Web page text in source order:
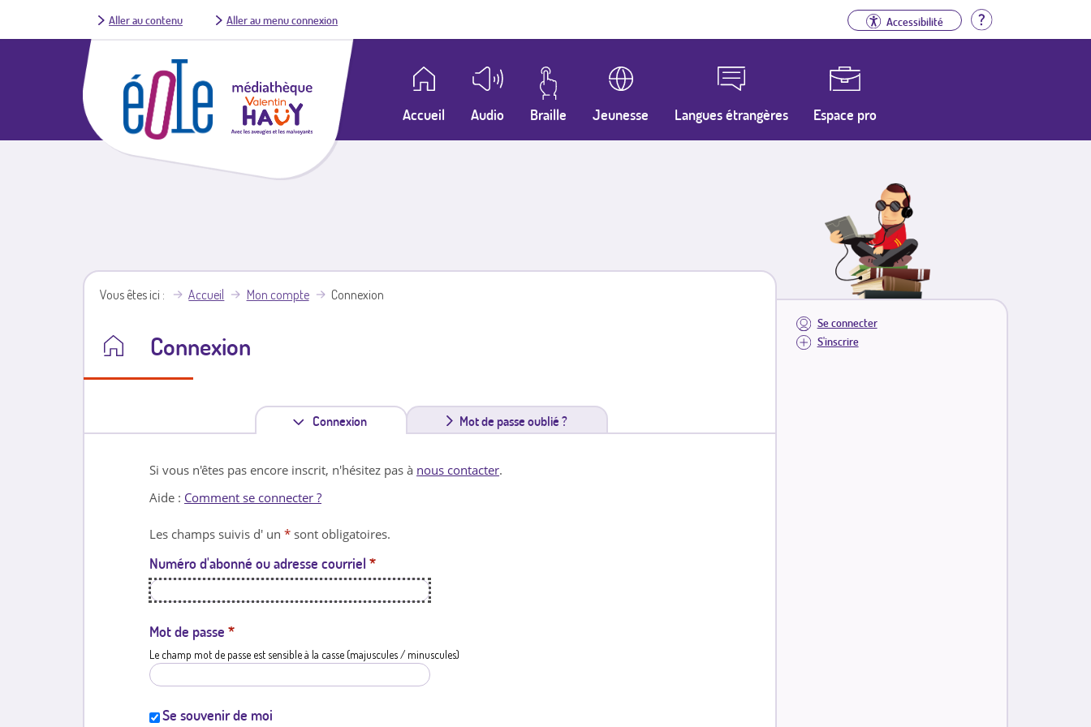
Aller au contenu Aller au menu connexion Accessibilité Aide
Accueil Audio Braille Jeunesse Langues étrangères Espace pro
Se connecter
S'inscrire
Vous êtes ici Accueil Mon compte Connexion
Connexion
Connexion
n
l
e
Mot de passe oublié ?
Si vous n'êtes pas encore inscrit, n'hésitez pas à nous contacter.
Aide : Comment se connecter ?
Les champs suivis d' un * sont obligatoires.
Numéro d'abonné ou adresse courriel *
Mot de passe *
Le champ mot de passe est sensible à la casse (majuscules / minuscules)
Se souvenir de moi